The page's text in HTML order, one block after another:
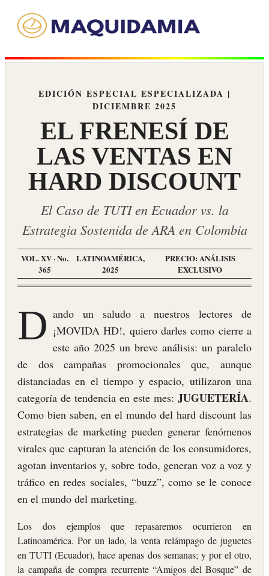
EDICIÓN ESPECIAL ESPECIALIZADA |
DICIEMBRE 2025
EL FRENESÍ DE
LAS VENTAS EN
HARD DISCOUNT
El Caso de TUTI en Ecuador vs. la
Estrategia Sostenida de ARA en Colombia
VOL. XV · No.
365
LATINOAMÉRICA,
2025
PRECIO: ANÁLISIS
EXCLUSIVO
D ando un saludo a nuestros lectores de
¡MOVIDA HD!, quiero darles como cierre a
este año 2025 un breve análisis: un paralelo
de dos campañas promocionales que, aunque
distanciadas en el tiempo y espacio, utilizaron una
categoría de tendencia en este mes: JUGUETERÍA.
Como bien saben, en el mundo del hard discount las
estrategias de marketing pueden generar fenómenos
virales que capturan la atención de los consumidores,
agotan inventarios y, sobre todo, generan voz a voz y
tráfico en redes sociales, “buzz”, como se le conoce
en el mundo del marketing.
Los dos ejemplos que repasaremos ocurrieron en
Latinoamérica. Por un lado, la venta relámpago de juguetes
en TUTI (Ecuador), hace apenas dos semanas; y por el otro,
la campaña de compra recurrente “Amigos del Bosque” de